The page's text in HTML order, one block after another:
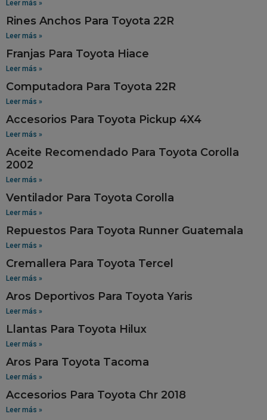
Leer más »
Rines Anchos Para Toyota 22R
Leer más »
Franjas Para Toyota Hiace
Leer más »
Computadora Para Toyota 22R
Leer más »
Accesorios Para Toyota Pickup 4X4
Leer más »
Aceite Recomendado Para Toyota Corolla
2002
Leer más »
Ventilador Para Toyota Corolla
Leer más »
Repuestos Para Toyota Runner Guatemala
Leer más »
Cremallera Para Toyota Tercel
Leer más »
Aros Deportivos Para Toyota Yaris
Leer más »
Llantas Para Toyota Hilux
Leer más »
Aros Para Toyota Tacoma
Leer más »
Accesorios Para Toyota Chr 2018
Leer más »